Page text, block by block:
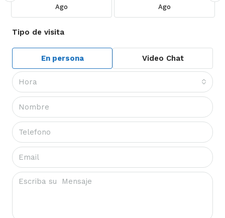
Ago Ago
Tipo de visita
En persona Video Chat
Hora